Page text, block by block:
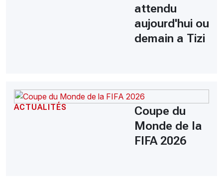
attendu
aujourd'hui ou
demain a Tizi
ACTUALITÉS
Coupe du
Monde de la
FIFA 2026